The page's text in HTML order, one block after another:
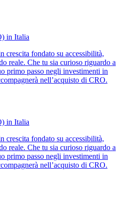
in Italia
crescita fondato su accessibilità,
reale. Che tu sia curioso riguardo a
primo passo negli investimenti in
nell’acquisto di CRO.
in Italia
crescita fondato su accessibilità,
reale. Che tu sia curioso riguardo a
primo passo negli investimenti in
nell’acquisto di CRO.